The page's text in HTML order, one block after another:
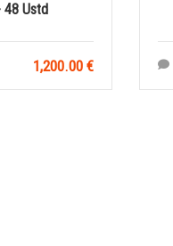
48 Ustd
1,200.00 €